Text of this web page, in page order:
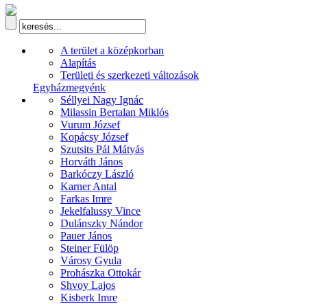
A terület a középkorban
Alapítás
Területi és szerkezeti változások
Egyházmegyénk
Séllyei Nagy Ignác
Milassin Bertalan Miklós
Vurum József
Kopácsy József
Szutsits Pál Mátyás
Horváth János
Barkóczy László
Karner Antal
Farkas Imre
Jekelfalussy Vince
Dulánszky Nándor
Pauer János
Steiner Fülöp
Városy Gyula
Prohászka Ottokár
Shvoy Lajos
Kisberk Imre